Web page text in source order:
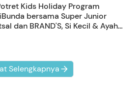
Kids Holiday Program
bersama Super Junior
dan BRAND'S, Si Kecil & Ayah
Selengkapnya